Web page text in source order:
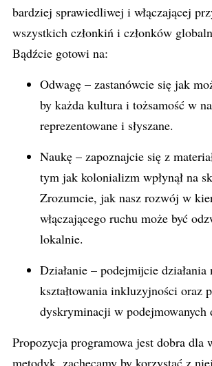
bardziej sprawiedliwej i włączającej
wszystkich członkiń i członków
Bądźcie gotowi na:
Odwagę – zastanówcie się jak
by każda kultura i tożsamość w
reprezentowane i słyszane.
Naukę – zapoznajcie się z
tym jak kolonializm wpłynął na
Zrozumcie, jak nasz rozwój w
włączającego ruchu może być
lokalnie.
Działanie – podejmijcie działania
kształtowania inkluzyjności oraz
dyskryminacji w podejmowanych
Propozycja programowa jest dobra dla
metodyk, zachęcamy by korzystać z